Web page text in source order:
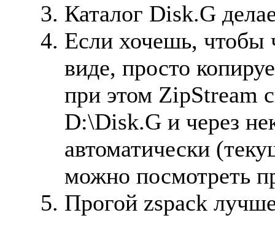
Каталог Disk.G
Если хочешь, чтобы
виде, просто
при этом ZipStream
D:\Disk.G и через
автоматически
можно посмотреть
Прогой zspack